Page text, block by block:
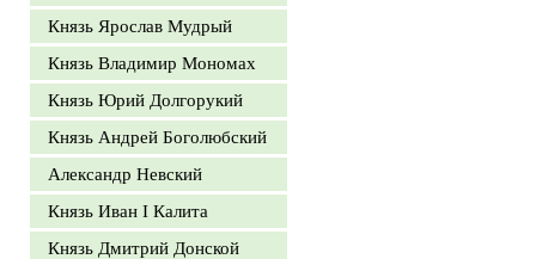
Князь Ярослав Мудрый
Князь Владимир Мономах
Князь Юрий Долгорукий
Князь Андрей Боголюбский
Александр Невский
Князь Иван I Калита
Князь Дмитрий Донской